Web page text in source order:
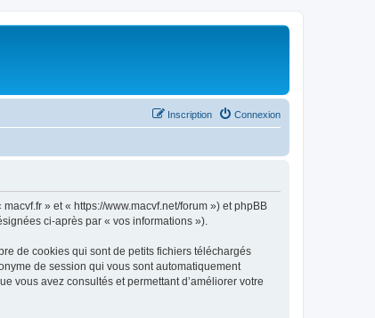
Connexion
Inscription
» et « https://www.macvf.net/forum ») et phpBB
ci-après par « vos informations »).
de cookies qui sont de petits fichiers téléchargés
de session qui vous sont automatiquement
vous avez consultés et permettant d’améliorer votre